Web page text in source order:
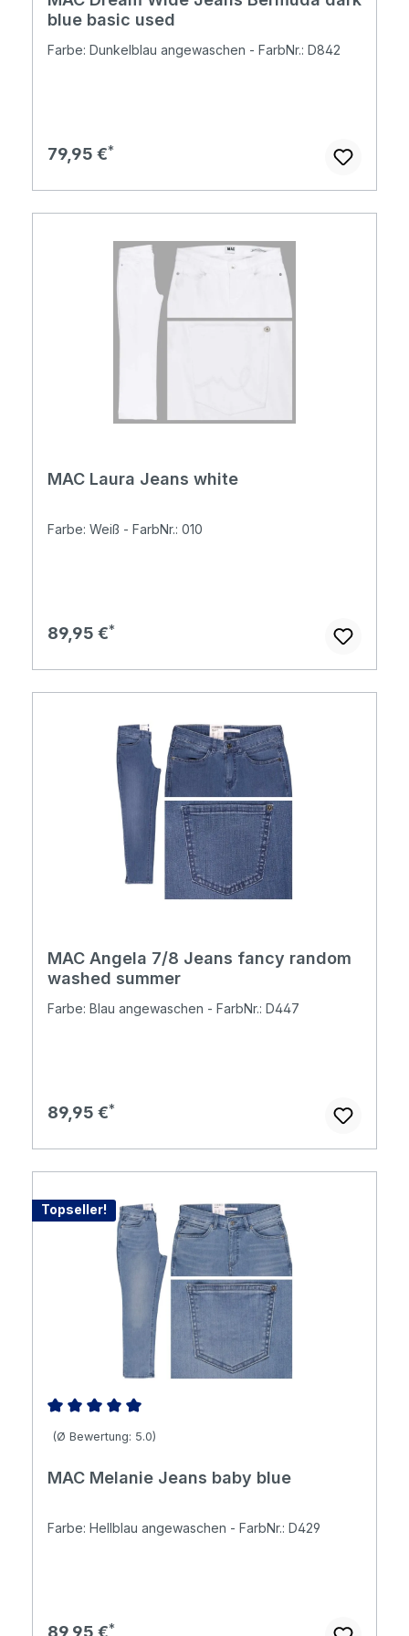
blue basic used
Farbe: Dunkelblau angewaschen - FarbNr.: D842
Regulärer Preis:
79,95 €
MAC Laura Jeans white
Farbe: Weiß - FarbNr.: 010
Regulärer Preis:
89,95 €
MAC Angela 7/8 Jeans fancy random
washed summer
Farbe: Blau angewaschen - FarbNr.: D447
Regulärer Preis:
89,95 €
Topseller!
Durchschnittliche Bewertung von 5 von 5 Sternen
(Ø Bewertung: 5.0)
MAC Melanie Jeans baby blue
Farbe: Hellblau angewaschen - FarbNr.: D429
Regulärer Preis:
89,95 €